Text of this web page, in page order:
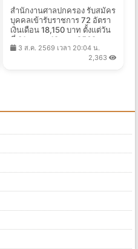
สำนักงานศาลปกครอง รับสมัคร
บุคคลเข้ารับราชการ 72 อัตรา
เงินเดือน 18,150 บาท ตั้งแต่วัน
ที่ 31 ส.ค. - 18 ก.ย. 2569
3 ส.ค. 2569 เวลา 20:04 น.
2,363